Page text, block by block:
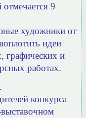
9
художники от
идеи
графических и
работах.
конкурса